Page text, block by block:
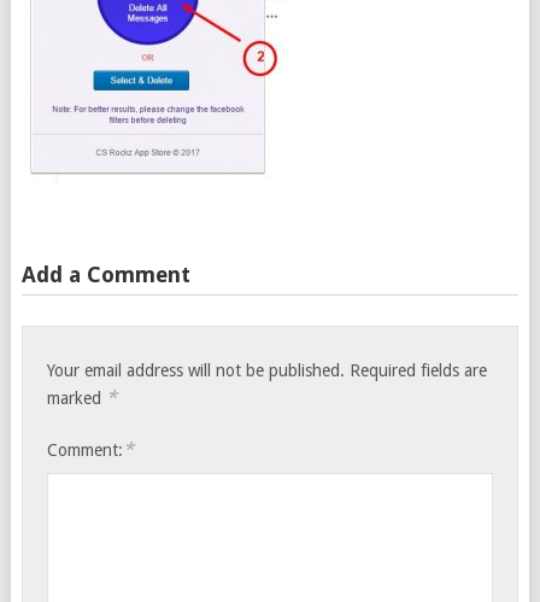
Add a Comment
Your email address will not be published. Required fields are
marked *
Comment: *